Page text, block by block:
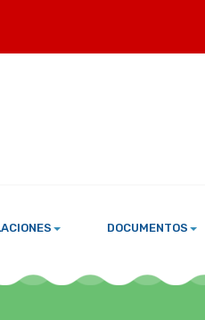
DOCUMENTOS